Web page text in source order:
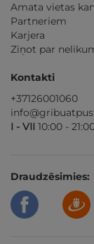
Amata vietas
Partneriem
Karjera
Ziņot par
Kontakti
+37126001060
I - VII 10:00 -
Draudzēsimies: